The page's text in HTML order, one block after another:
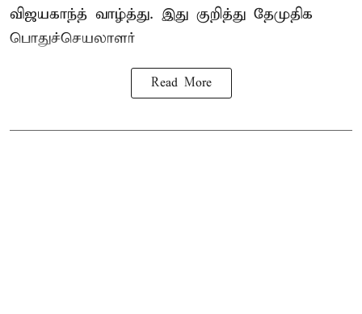
விஜயகாந்த் வாழ்த்து. இது குறித்து தேமுதிக
பொதுச்செயலாளர்
Read More